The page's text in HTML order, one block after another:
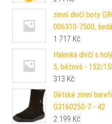
zimní dívčí boty
006310-7500,
1 717 Kč
Halenka dívčí s
5, béžová - 152/
313 Kč
Dětské zimní
G3160250-7 - 42
2 199 Kč